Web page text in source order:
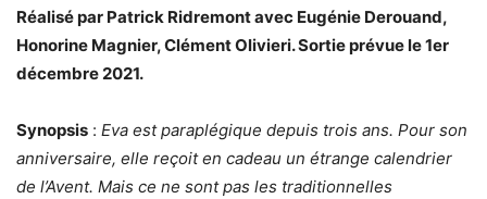
Réalisé par Patrick Ridremont avec Eugénie Derouand,
Honorine Magnier, Clément Olivieri. Sortie prévue le 1er
décembre 2021.
Synopsis : Eva est paraplégique depuis trois ans. Pour son
anniversaire, elle reçoit en cadeau un étrange calendrier
de l’Avent. Mais ce ne sont pas les traditionnelles